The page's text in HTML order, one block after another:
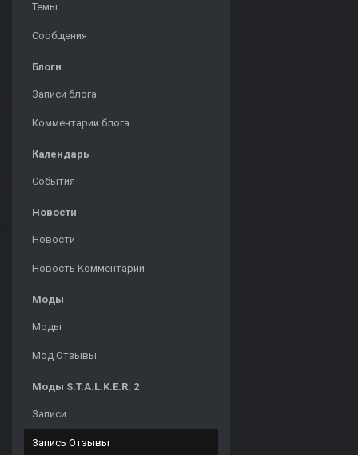
Темы
Сообщения
Блоги
Записи блога
Комментарии блога
Календарь
События
Новости
Новости
Новость Комментарии
Моды
Моды
Мод Отзывы
Моды S.T.A.L.K.E.R. 2
Записи
Запись Отзывы